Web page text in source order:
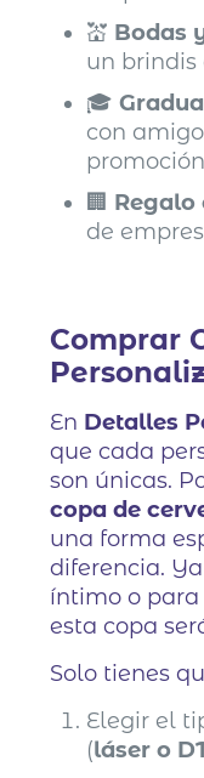
💒 Bodas
un brindis
🎓
con
🏢
de
Comprar
En Detalles
que cada
son únicas.
copa de
una forma
diferencia.
íntimo o
esta copa
Solo tienes
Elegir el
(láser o